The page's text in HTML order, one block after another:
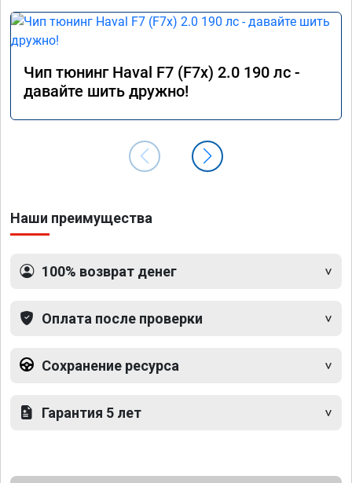
Чип тюнинг Haval F7 (F7x) 2.0 190 лс -
давайте шить дружно!
Наши преимущества
100% возврат денег
Оплата после проверки
Сохранение ресурса
Гарантия 5 лет